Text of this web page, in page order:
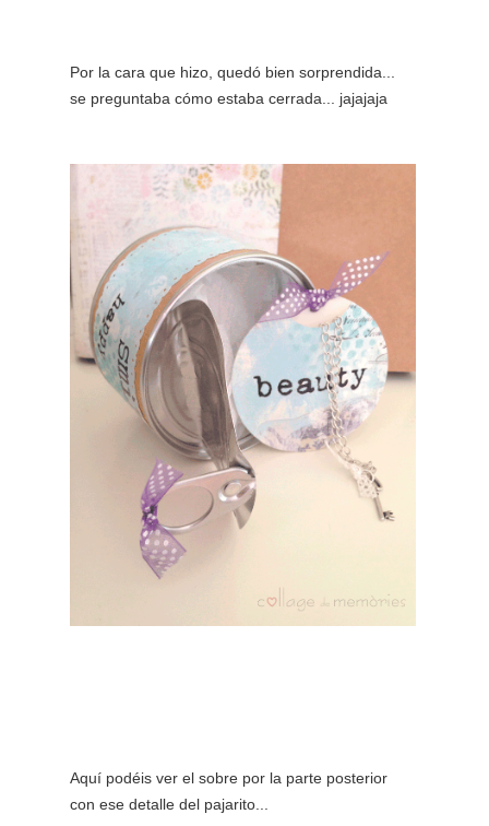
Por la cara que hizo, quedó bien sorprendida...
se preguntaba cómo estaba cerrada... jajajaja
Aquí podéis ver el sobre por la parte posterior
con ese detalle del pajarito...